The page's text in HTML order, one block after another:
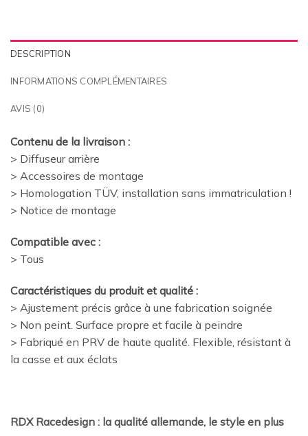
DESCRIPTION
INFORMATIONS COMPLÉMENTAIRES
AVIS (0)
Contenu de la livraison :
> Diffuseur arrière
> Accessoires de montage
> Homologation TÜV, installation sans immatriculation !
> Notice de montage
Compatible avec :
> Tous
Caractéristiques du produit et qualité :
> Ajustement précis grâce à une fabrication soignée
> Non peint. Surface propre et facile à peindre
> Fabriqué en PRV de haute qualité. Flexible, résistant à
la casse et aux éclats
RDX Racedesign : la qualité allemande, le style en plus